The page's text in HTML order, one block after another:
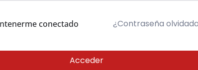
conectado ¿Contraseña
Acceder